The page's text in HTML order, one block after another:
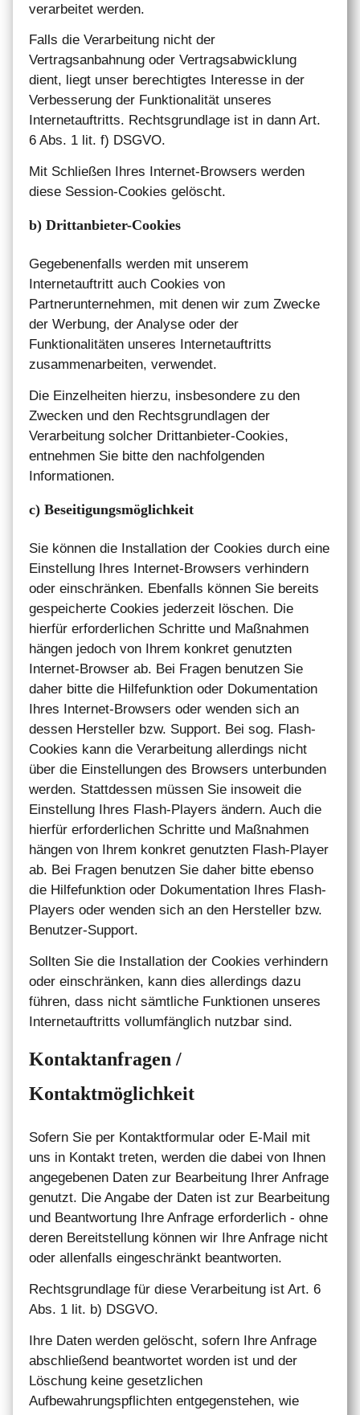
verarbeitet werden.
Falls die Verarbeitung nicht der
Vertragsanbahnung oder Vertragsabwicklung
dient, liegt unser berechtigtes Interesse in der
Verbesserung der Funktionalität unseres
Internetauftritts. Rechtsgrundlage ist in dann Art.
6 Abs. 1 lit. f) DSGVO.
Mit Schließen Ihres Internet-Browsers werden
diese Session-Cookies gelöscht.
b) Drittanbieter-Cookies
Gegebenenfalls werden mit unserem
Internetauftritt auch Cookies von
Partnerunternehmen, mit denen wir zum Zwecke
der Werbung, der Analyse oder der
Funktionalitäten unseres Internetauftritts
zusammenarbeiten, verwendet.
Die Einzelheiten hierzu, insbesondere zu den
Zwecken und den Rechtsgrundlagen der
Verarbeitung solcher Drittanbieter-Cookies,
entnehmen Sie bitte den nachfolgenden
Informationen.
c) Beseitigungsmöglichkeit
Sie können die Installation der Cookies durch eine
Einstellung Ihres Internet-Browsers verhindern
oder einschränken. Ebenfalls können Sie bereits
gespeicherte Cookies jederzeit löschen. Die
hierfür erforderlichen Schritte und Maßnahmen
hängen jedoch von Ihrem konkret genutzten
Internet-Browser ab. Bei Fragen benutzen Sie
daher bitte die Hilfefunktion oder Dokumentation
Ihres Internet-Browsers oder wenden sich an
dessen Hersteller bzw. Support. Bei sog. Flash-
Cookies kann die Verarbeitung allerdings nicht
über die Einstellungen des Browsers unterbunden
werden. Stattdessen müssen Sie insoweit die
Einstellung Ihres Flash-Players ändern. Auch die
hierfür erforderlichen Schritte und Maßnahmen
hängen von Ihrem konkret genutzten Flash-Player
ab. Bei Fragen benutzen Sie daher bitte ebenso
die Hilfefunktion oder Dokumentation Ihres Flash-
Players oder wenden sich an den Hersteller bzw.
Benutzer-Support.
Sollten Sie die Installation der Cookies verhindern
oder einschränken, kann dies allerdings dazu
führen, dass nicht sämtliche Funktionen unseres
Internetauftritts vollumfänglich nutzbar sind.
Kontaktanfragen /
Kontaktmöglichkeit
Sofern Sie per Kontaktformular oder E-Mail mit
uns in Kontakt treten, werden die dabei von Ihnen
angegebenen Daten zur Bearbeitung Ihrer Anfrage
genutzt. Die Angabe der Daten ist zur Bearbeitung
und Beantwortung Ihre Anfrage erforderlich - ohne
deren Bereitstellung können wir Ihre Anfrage nicht
oder allenfalls eingeschränkt beantworten.
Rechtsgrundlage für diese Verarbeitung ist Art. 6
Abs. 1 lit. b) DSGVO.
Ihre Daten werden gelöscht, sofern Ihre Anfrage
abschließend beantwortet worden ist und der
Löschung keine gesetzlichen
Aufbewahrungspflichten entgegenstehen, wie